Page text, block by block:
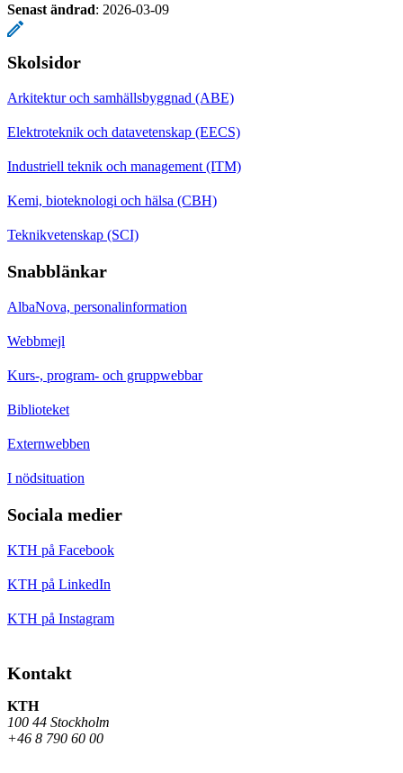
Senast ändrad: 2026-03-09
Skolsidor
Arkitektur och samhällsbyggnad (ABE)
Elektroteknik och datavetenskap (EECS)
Industriell teknik och management (ITM)
Kemi, bioteknologi och hälsa (CBH)
Teknikvetenskap (SCI)
Snabblänkar
AlbaNova, personalinformation
Webbmejl
Kurs-, program- och gruppwebbar
Biblioteket
Externwebben
I nödsituation
Sociala medier
KTH på Facebook
KTH på LinkedIn
KTH på Instagram
Kontakt
KTH
100 44 Stockholm
+46 8 790 60 00